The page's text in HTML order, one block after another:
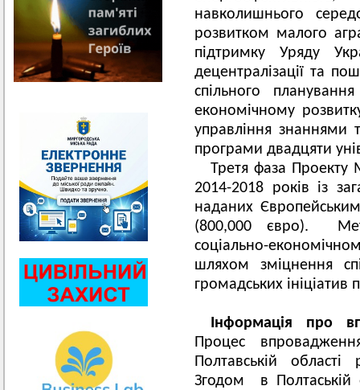
навколишнього
розвитком малого
підтримку Уряду
децентралізації та
спільного
економічному
управління знаннями
програми двадцяти
Третя фаза Проекту
2014-2018 років із
наданих
(800,000 євро).
соціально-
шляхом зміцнення
громадських ініціатив
Інформація про
Процес
Полтавській
Згодом в Полтаській